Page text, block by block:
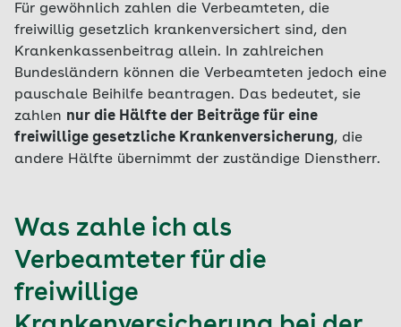
Für gewöhnlich zahlen die Verbeamteten, die
freiwillig gesetzlich krankenversichert sind, den
Krankenkassenbeitrag allein. In zahlreichen
Bundesländern können die Verbeamteten jedoch eine
pauschale Beihilfe beantragen. Das bedeutet, sie
zahlen nur die Hälfte der Beiträge für eine
freiwillige gesetzliche Krankenversicherung, die
andere Hälfte übernimmt der zuständige Dienstherr.
Was zahle ich als
Verbeamteter für die
freiwillige